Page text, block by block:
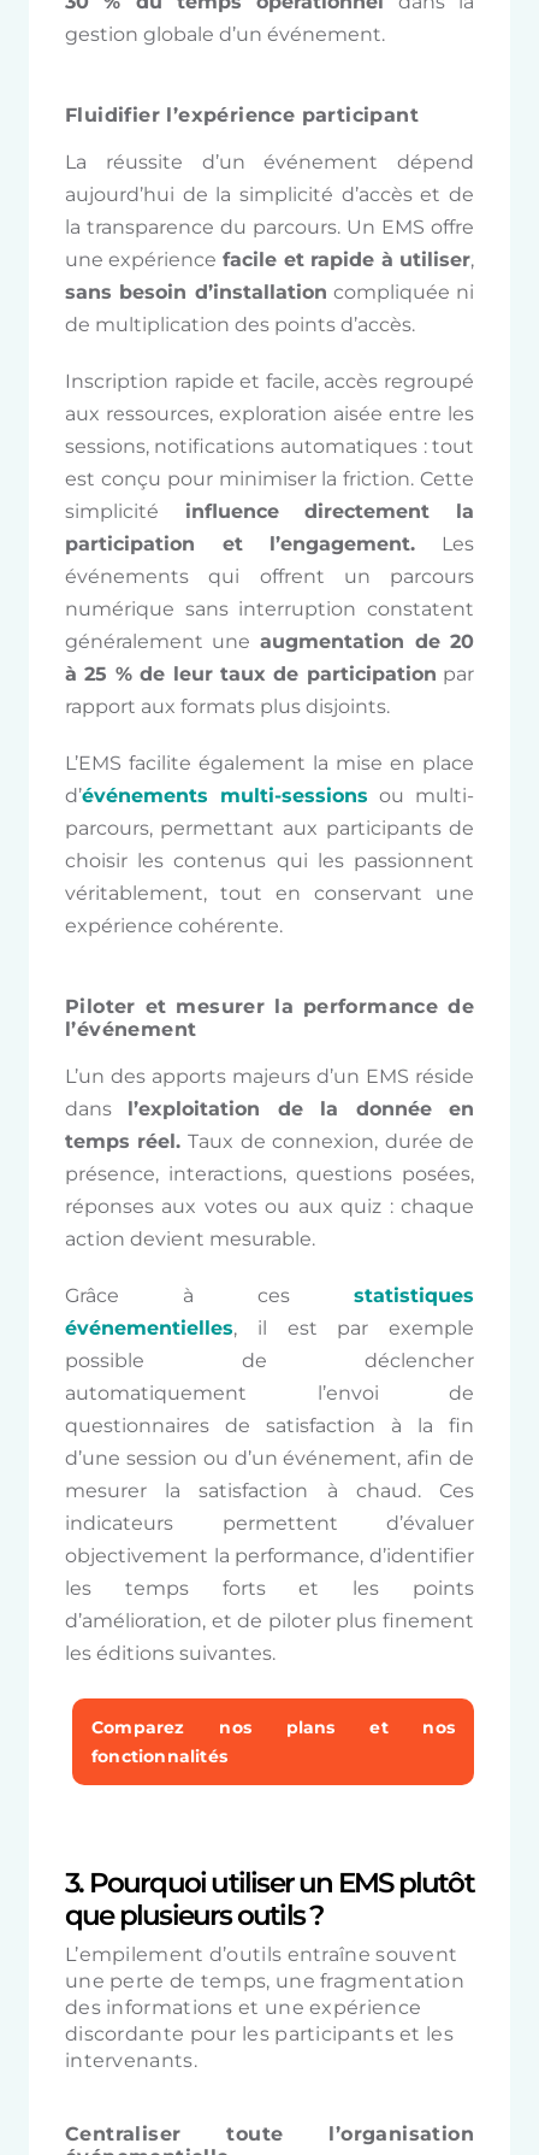
gestion globale d’un événement.
Fluidifier l’expérience participant
La réussite d’un événement dépend
aujourd’hui de la simplicité d’accès et de
la transparence du parcours. Un EMS offre
une expérience facile et rapide à utiliser,
sans besoin d’installation compliquée ni
de multiplication des points d’accès.
Inscription rapide et facile, accès regroupé
aux ressources, exploration aisée entre les
sessions, notifications automatiques : tout
est conçu pour minimiser la friction. Cette
simplicité influence directement la
participation et l’engagement. Les
événements qui offrent un parcours
numérique sans interruption constatent
généralement une augmentation de 20
à 25 % de leur taux de participation par
rapport aux formats plus disjoints.
L’EMS facilite également la mise en place
d’événements multi-sessions ou multi-
parcours, permettant aux participants de
choisir les contenus qui les passionnent
véritablement, tout en conservant une
expérience cohérente.
Piloter et mesurer la performance de
l’événement
L’un des apports majeurs d’un EMS réside
dans
l’exploitation de la donnée en
temps réel. Taux de connexion, durée de
présence, interactions, questions posées,
réponses aux votes ou aux quiz : chaque
action devient mesurable.
Grâce à cesstatistiques
événementielles, il est par exemple
possible de déclencher
automatiquement l’envoi de
questionnaires de satisfaction à la fin
d’une session ou d’un événement, afin de
mesurer la satisfaction à chaud. Ces
indicateurs permettent d’évaluer
objectivement la performance, d’identifier
les temps forts et les points
d’amélioration, et de piloter plus finement
les éditions suivantes.
Comparez nos plans et nos
fonctionnalités
3. Pourquoi utiliser un EMS plutôt
que plusieurs outils ?
L’empilement d’outils entraîne souvent
une perte de temps, une fragmentation
des informations et une expérience
discordante pour les participants et les
intervenants.
Centraliser toute l’organisation